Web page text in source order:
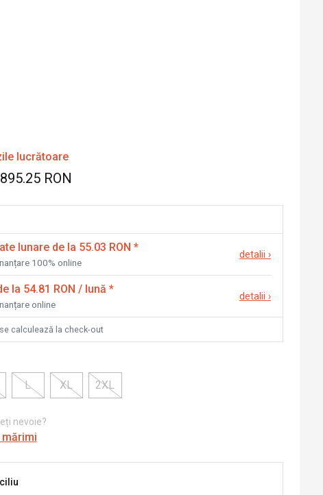
lucrătoare
RON
lunare de la 55.03 RON *
100% online
detalii ›
la 54.81 RON / lună *
online
detalii ›
calculează la check-out
L XL 2XL
nevoie?